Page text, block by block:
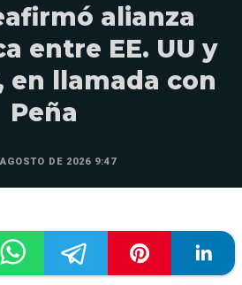
alianza
entre EE. UU y
en llamada con
Peña
DE 2026 9:47